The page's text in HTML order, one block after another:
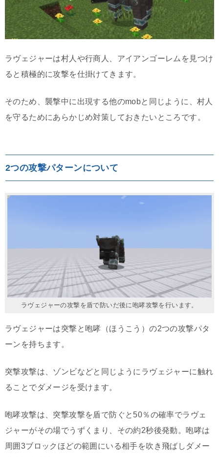
ラヴェジャーは村人や行商人、アイアンゴーレムを見つけ
ると積極的に攻撃を仕掛けてきます。
そのため、襲撃中に出現する他のmobと同じように、村人
を守るためにあらかじめ対策しておきたいところです。
2つの攻撃パターンについて
ラヴェジャーの攻撃を盾で防いだ後に咆哮攻撃を行います。
ラヴェジャーは突撃と咆哮（ほうこう）の2つの攻撃パタ
ーンを持ちます。
突撃攻撃は、ゾンビなどと同じようにラヴェジャーに触れ
ることでダメージを受けます。
咆哮攻撃は、突撃攻撃を盾で防ぐと50％の確率でラヴェ
ジャーがその場でうずくまり、その約2秒後発動。咆哮は
周囲3ブロックほどの範囲にいる相手を吹き飛ばしダメー